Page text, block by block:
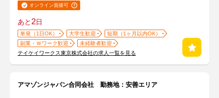
オンライン面接可
あと2日
単発（1日OK） 大学生歓迎
短期（1ヶ月以内OK）
副業・Ｗワーク歓迎
未経験者歓迎
テイケイワークス東京株式会社の求人一覧を見る
アマゾンジャパン合同会社 勤務地：安善エリア